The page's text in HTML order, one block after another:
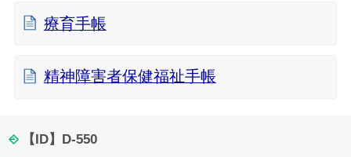
療育手帳
精神障害者保健福祉手帳
【ID】 D-550